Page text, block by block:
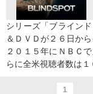
シリーズ「ブライン
＆ＤＶＤが２６日か
２０１５年にＮＢＣ
らに全米視聴者数は
1